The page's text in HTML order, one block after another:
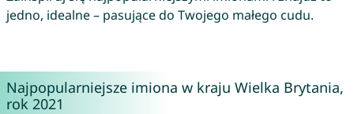
jedno, idealne – pasujące do Twojego małego cudu.
Najpopularniejsze imiona w kraju Wielka Brytania,
rok 2021